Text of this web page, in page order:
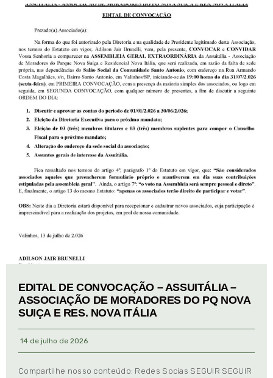
EDITAL DE CONVOCAÇÃO – ASSUITÁLIA –
ASSOCIAÇÃO DE MORADORES DO PQ NOVA
SUIÇA E RES. NOVA ITÁLIA
14 de julho de 2026
Compartilhe nosso conteúdo: Redes Socias SEGUIR SEGUIR